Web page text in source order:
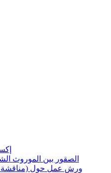
الصقور بين الموروث
ورش عمل حول (مناقشة